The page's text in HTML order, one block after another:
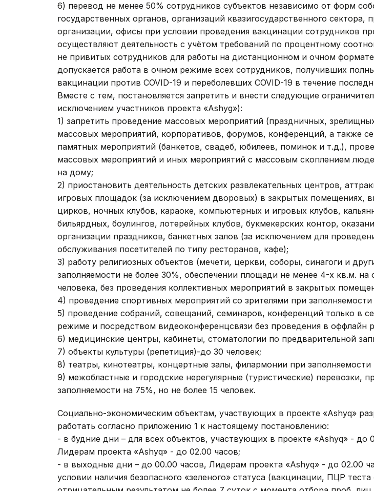
6) перевод не менее 50% сотрудников субъектов независимо от форм
государственных органов, организаций квазигосударственного сектора,
организации, офисы при условии проведения вакцинации сотрудников
осуществляют деятельность с учётом требований по процентному
не привитых сотрудников для работы на дистанционном и очном
допускается работа в очном режиме всех сотрудников, получивших
вакцинации против COVID-19 и переболевших COVID-19 в течение
Вместе с тем, постановляется запретить и внести следующие
исключением участников проекта «Аshyg»):
1) запретить проведение массовых мероприятий (праздничных,
массовых мероприятий, корпоративов, форумов, конференций, а также
памятных мероприятий (банкетов, свадеб, юбилеев, поминок и т.д.),
массовых мероприятий и иных мероприятий с массовым скоплением
на дому;
2) приостановить деятельность детских развлекательных центров,
игровых площадок (за исключением дворовых) в закрытых помещениях,
цирков, ночных клубов, караоке, компьютерных и игровых клубов,
бильярдных, боулингов, лотерейных клубов, букмекерских контор,
организации праздников, банкетных залов (за исключением для
обслуживания посетителей по типу ресторанов, кафе);
3) работу религиозных объектов (мечети, церкви, соборы, синагоги и
заполняемости не более 30%, обеспечении площади не менее 4-х кв.м. на
человека, без проведения коллективных мероприятий в закрытых
4) проведение спортивных мероприятий со зрителями при заполняемости
5) проведение собраний, совещаний, семинаров, конференций только в
режиме и посредством видеоконференцсвязи без проведения в оффлайн
6) медицинские центры, кабинеты, стоматологии по предварительной
7) объекты культуры (репетиция)-​до 30 человек;
8) театры, кинотеатры, концертные залы, филармонии при заполняемости
9) межобластные и городские нерегулярные (туристические) перевозки,
заполняемости на 75%, но не более 15 человек.
Социально-экономическим объектам, участвующих в проекте «Ashyq»
работать согласно приложению 1 к настоящему постановлению:
- в будние дни – для всех объектов, участвующих в проекте «Ashyq» - до
Лидерам проекта «Ashyq» - до 02.00 часов;
- в выходные дни – до 00.00 часов, Лидерам проекта «Ashyq» - до 02.00
условии наличия безопасного «зеленого» статуса (вакцинации, ПЦР теста